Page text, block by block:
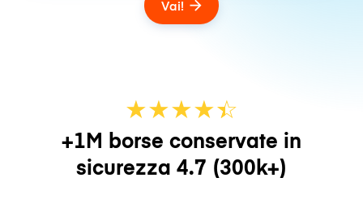
Vai!
★★★★☆
★
+1M borse conservate in
sicurezza 4.7 (300k+)